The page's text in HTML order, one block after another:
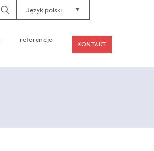
Język polski
Begin
Searching
referencje
KONTAKT